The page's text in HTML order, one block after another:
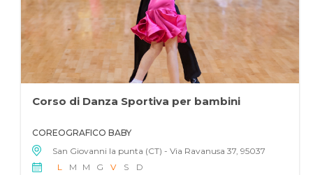
Corso di Danza Sportiva per bambini
COREOGRAFICO BABY
San Giovanni la punta (CT) - Via Ravanusa 37, 95037
L
M M G V S
D